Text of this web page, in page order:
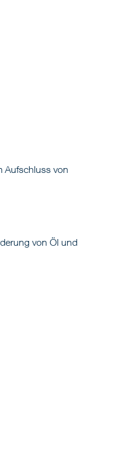
Aufschluss von
von Öl und